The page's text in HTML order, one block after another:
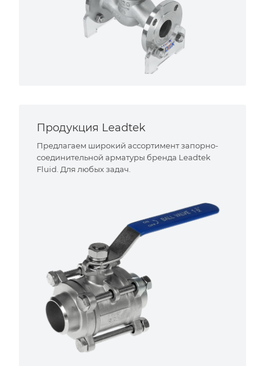
Продукция Leadtek
Предлагаем широкий ассортимент запорно-
соединительной арматуры бренда Leadtek
Fluid. Для любых задач.